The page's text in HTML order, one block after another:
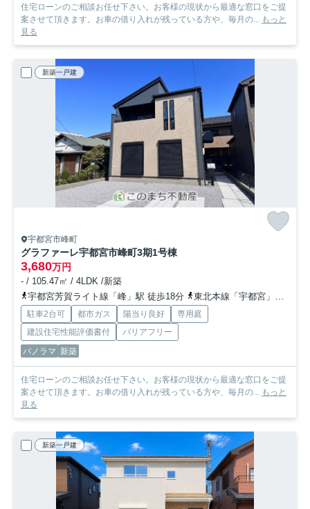
住宅ローンのご相談お任せ下さい。お客様の現状から最適な窓口をご提
案させて頂きます。お車の借り入れが残っている方や、毎月の... もっと
見る
新築一戸建
宇都宮市峰町
グラファーレ宇都宮市峰町3期1号棟
3,680万円
- / 105.47㎡ / 4LDK /新築
宇都宮芳賀ライト線「峰」駅 徒歩18分
東北本線「宇都宮」駅 徒歩34分
駐車2台可 都市ガス 陽当り良好
専用庭
建設住宅性能評価書付
バリアフリー
パノラマ 新築
住宅ローンのご相談お任せ下さい。お客様の現状から最適な窓口をご提
案させて頂きます。お車の借り入れが残っている方や、毎月の... もっと
見る
新築一戸建